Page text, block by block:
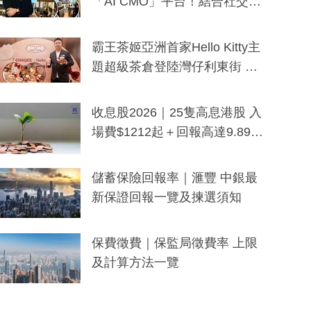
分鐘生成「貼地」宣傳短片
霸王茶姬亞洲首家Hello Kitty主
題超級茶倉登陸灣仔利東街 推
y及香港限定特調系列
收息股2026｜25隻高息港股 入
場費$1212起＋回報高達9.89
儲蓄保險回報率｜滙豐 中銀最
新保證回報一覽及揀選須知
保費徵費｜保監局徵費率 上限
及計算方法一覽